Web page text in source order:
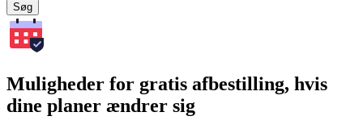
Søg
Muligheder for gratis afbestilling, hvis
dine planer ændrer sig